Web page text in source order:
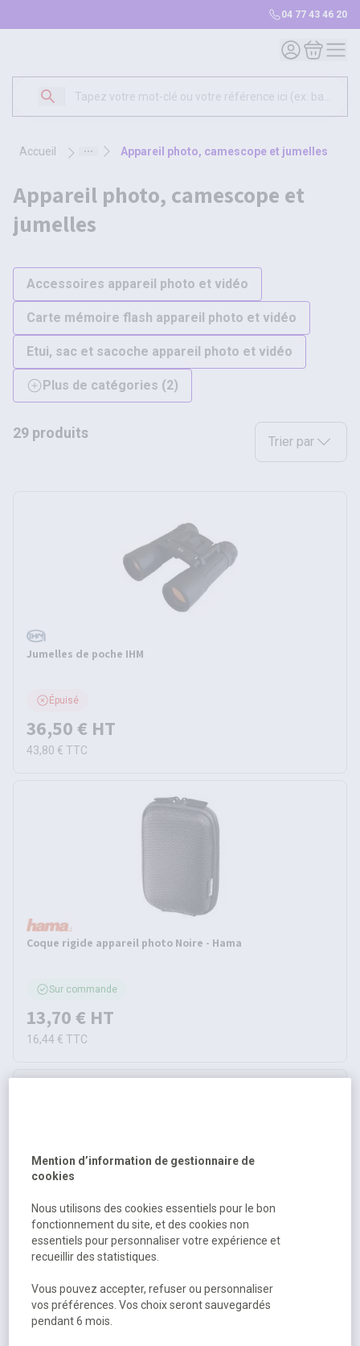
04 77 43 46 20
Mon compte
Mon
accueil appareil photo, camescope et jumelles
appareil photo, camescope et
jumelles
Accessoires appareil photo et vidéo
Carte mémoire flash appareil photo et vidéo
Etui, sac et sacoche appareil photo et vidéo
Plus de catégories (2)
29 produits
Trier par
Jumelles de poche IHM
Épuisé
36,50 € HT
43,80 € TTC
Coque rigide appareil photo Noire - Hama
Sur commande
13,70 € HT
16,44 € TTC
Sac à dos Aspect Appareil Photo Reflex - noir - Thule
151,50 €HT
181,80 € TTC
Mention d’information de gestionnaire de
cookies
Nous utilisons des cookies essentiels pour le bon
fonctionnement du site, et des cookies non
essentiels pour personnaliser votre expérience et
recueillir des statistiques.
Vous pouvez accepter, refuser ou personnaliser
vos préférences. Vos choix seront sauvegardés
pendant 6 mois.